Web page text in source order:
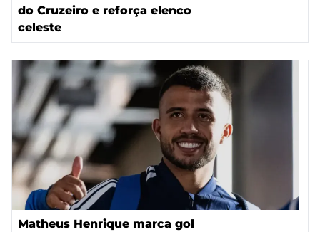
do Cruzeiro e reforça elenco
celeste
Matheus Henrique marca gol